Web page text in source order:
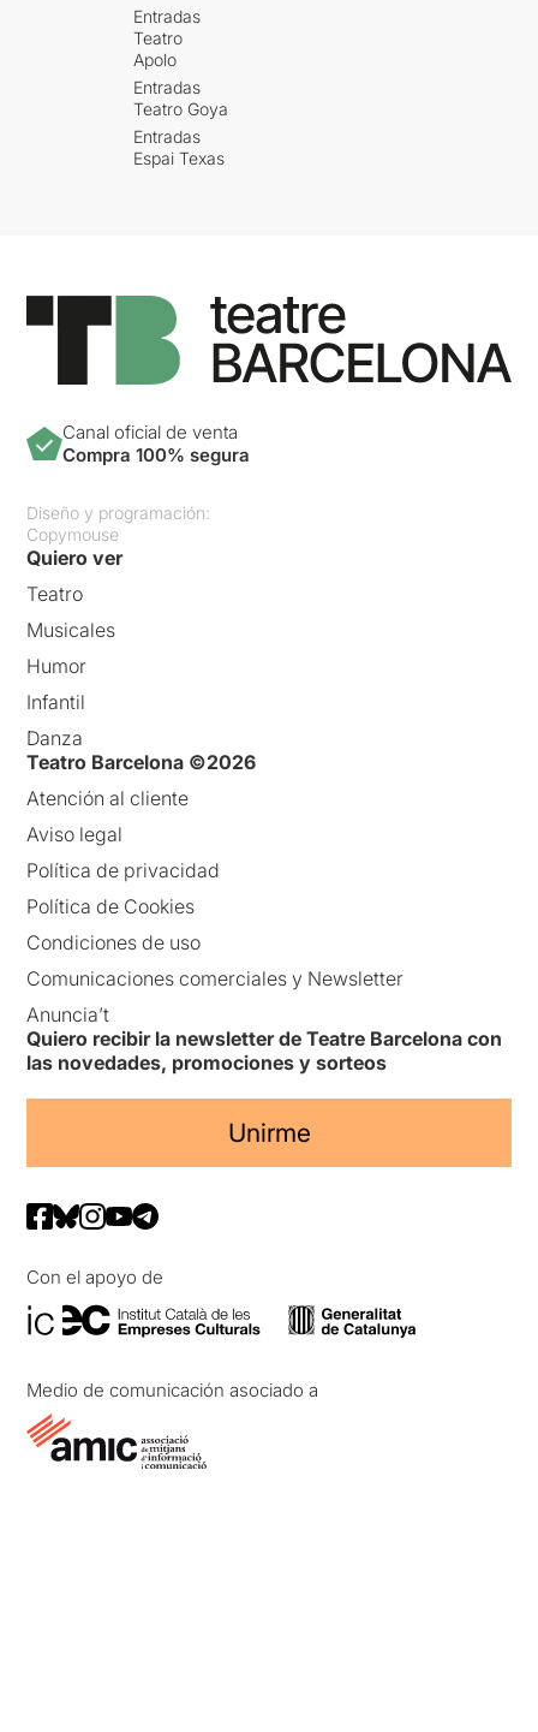
Entradas
Teatro
Apolo
Entradas
Teatro Goya
Entradas
Espai Texas
Canal oficial de venta
Compra 100% segura
Diseño y programación:
Copymouse
Quiero ver
Teatro
Musicales
Humor
Infantil
Danza
Teatro Barcelona ©2026
Atención al cliente
Aviso legal
Política de privacidad
Política de Cookies
Condiciones de uso
Comunicaciones comerciales y Newsletter
Anuncia’t
Quiero recibir la newsletter de Teatre Barcelona con
las novedades, promociones y sorteos
Unirme
Con el apoyo de
Medio de comunicación asociado a